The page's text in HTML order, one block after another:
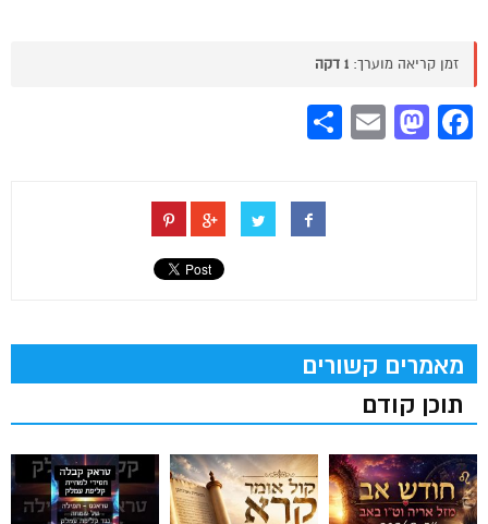
זמן קריאה מוערך: 1 דקה
Facebook
Mastodon
Email
מאמרים קשורים
תוכן קודם